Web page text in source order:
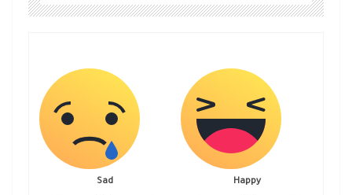
Happy
Sad